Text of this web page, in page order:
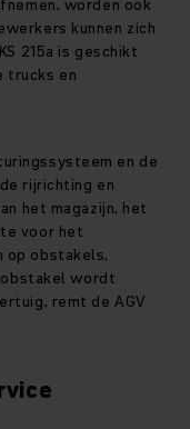
worden ook
kunnen zich
215a is geschikt
trucks en
en de
rijrichting en
het magazijn, het
voor het
op obstakels,
obstakel wordt
remt de AGV